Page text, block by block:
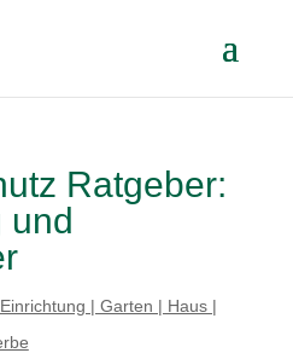
Ratgeber:
und
| Garten | Haus |